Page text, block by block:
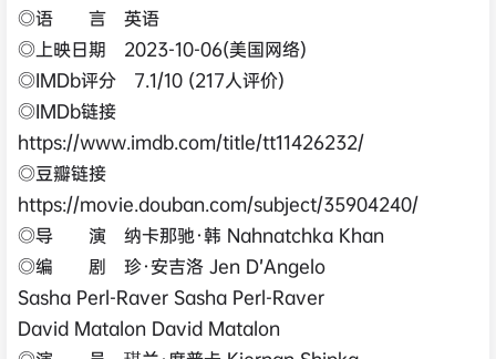
◎语 言 英语
◎上映日期 2023-10-06(美国网络)
◎IMDb评分 7.1/10 (217人评价)
◎IMDb链接
https://www.imdb.com/title/tt11426232/
◎豆瓣链接
https://movie.douban.com/subject/35904240/
◎导 演 纳卡那驰·韩 Nahnatchka Khan
◎编 剧 珍·安吉洛 Jen D’Angelo
Sasha Perl-Raver Sasha Perl-Raver
David Matalon David Matalon